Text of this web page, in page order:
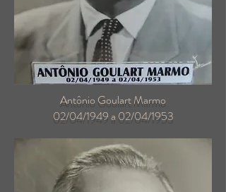
Antônio Goulart Marmo
02/04/1949 a 02/04/1953